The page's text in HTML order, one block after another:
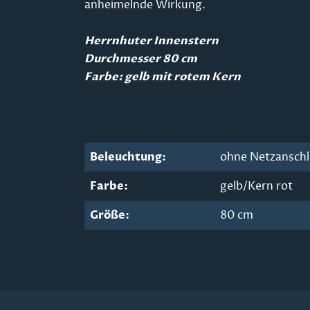
anheimelnde Wirkung.
Herrnhuter Innenstern
Durchmesser 80 cm
Farbe: gelb mit rotem Kern
Beleuchtung: ohne
Farbe: gelb/Kern rot
Größe: 80 cm